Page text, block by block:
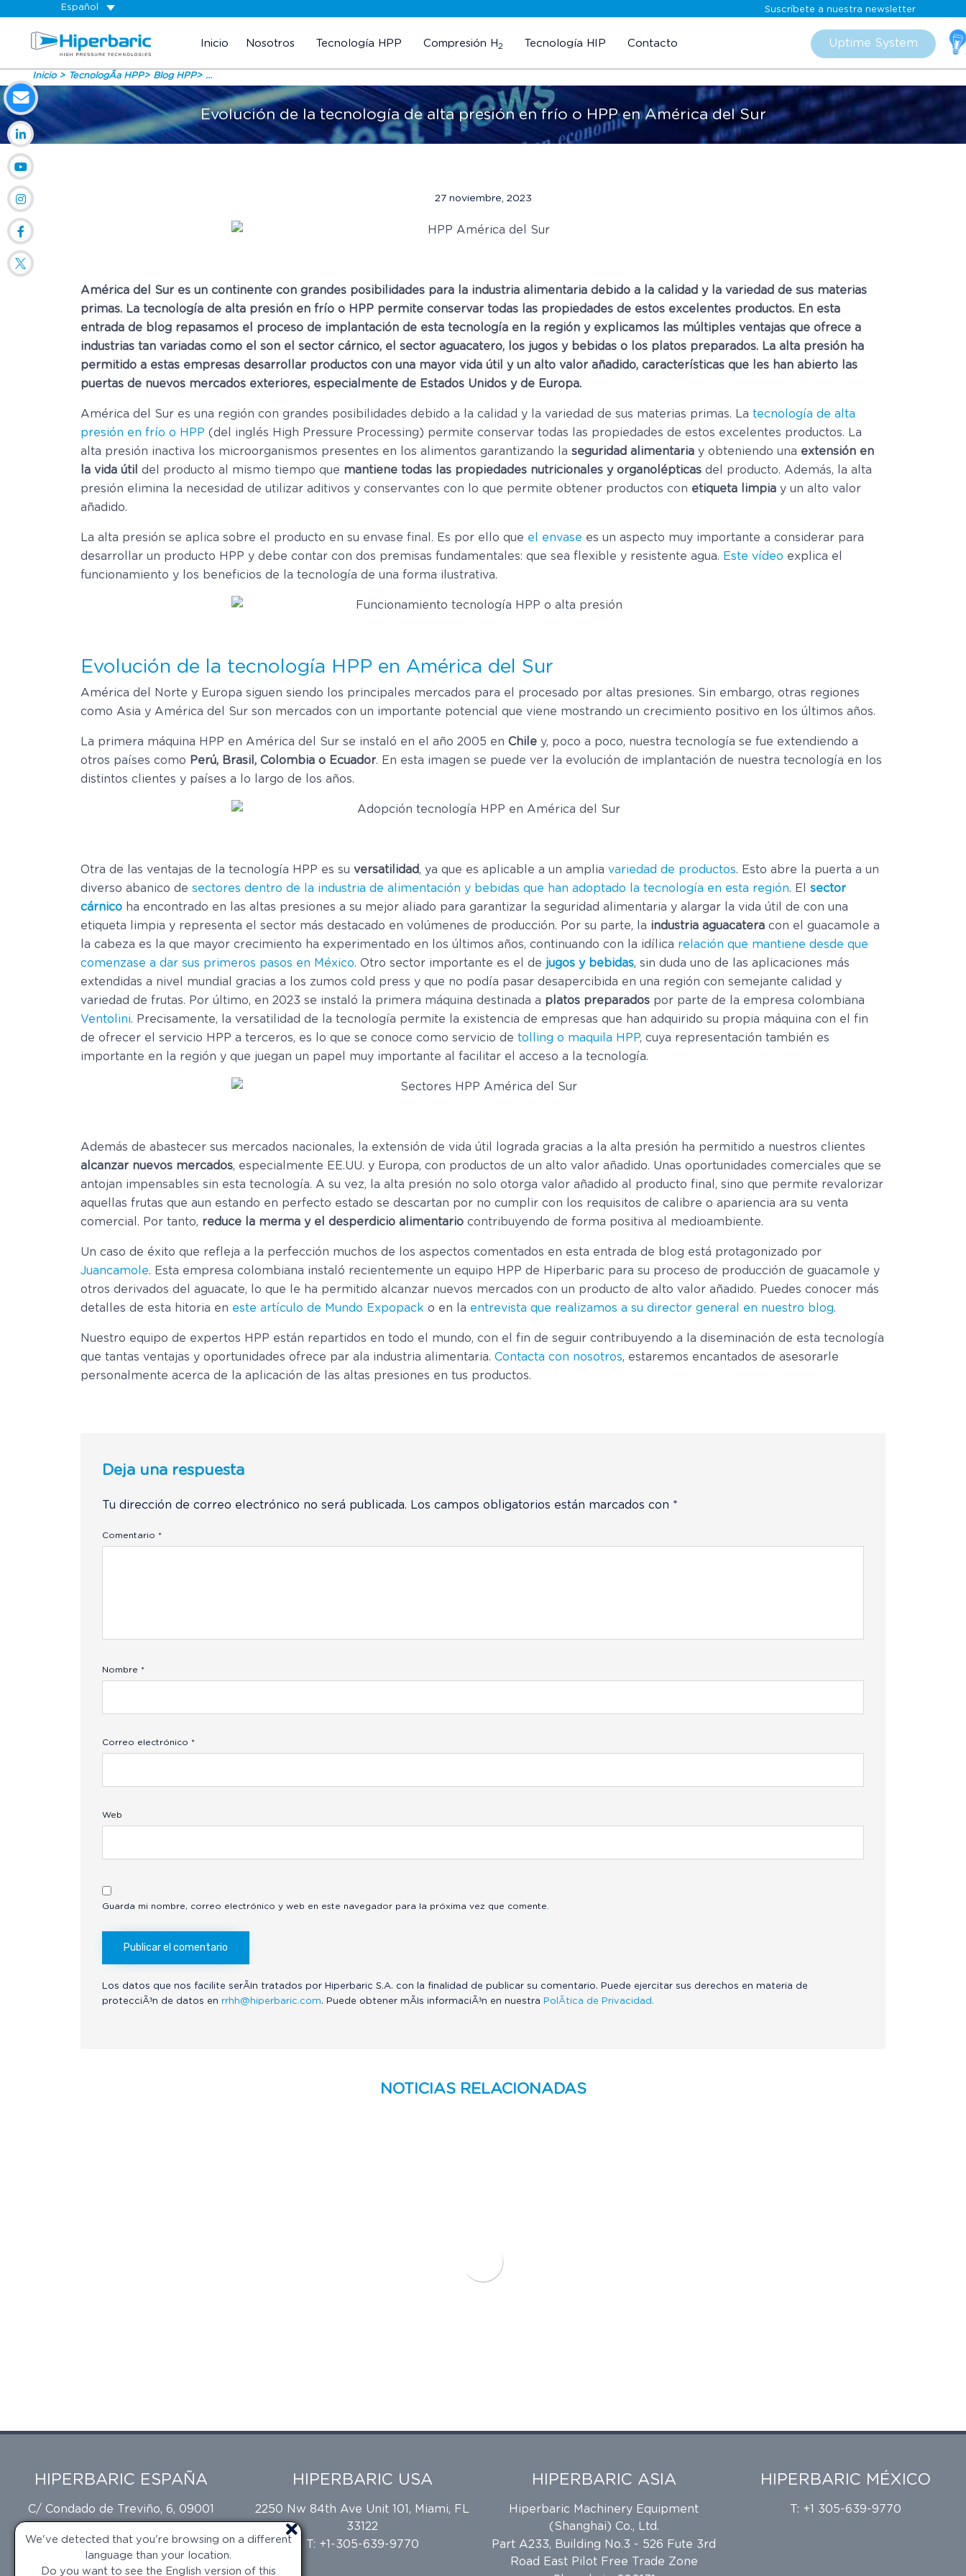
We've detected that you're browsing on a different
language than your location.
Do you want to see the English version of this
Español Suscríbete a nuestra newsletter
Inicio Nosotros Tecnología HPP Compresión H2 Tecnología HIP Contacto Uptime System
Inicio TecnologÃ­a HPP Blog HPP ...
Evolución de la tecnología de alta presión en frío o HPP en América del Sur
27 noviembre, 2023
América del Sur es un continente con grandes posibilidades para la industria alimentaria debido a la calidad y la variedad de sus materias
primas. La tecnología de alta presión en frío o HPP permite conservar todas las propiedades de estos excelentes productos. En esta
entrada de blog repasamos el proceso de implantación de esta tecnología en la región y explicamos las múltiples ventajas que ofrece a
industrias tan variadas como el son el sector cárnico, el sector aguacatero, los jugos y bebidas o los platos preparados. La alta presión ha
permitido a estas empresas desarrollar productos con una mayor vida útil y un alto valor añadido, características que les han abierto las
puertas de nuevos mercados exteriores, especialmente de Estados Unidos y de Europa.
América del Sur es una región con grandes posibilidades debido a la calidad y la variedad de sus materias primas. La tecnología de alta
presión en frío o HPP (del inglés High Pressure Processing) permite conservar todas las propiedades de estos excelentes productos. La
alta presión inactiva los microorganismos presentes en los alimentos garantizando la seguridad alimentaria y obteniendo una extensión en
la vida útil
del producto al mismo tiempo que mantiene todas las propiedades nutricionales y organolépticas del producto. Además, la alta
presión elimina la necesidad de utilizar aditivos y conservantes con lo que permite obtener productos con etiqueta limpia y un alto valor
añadido.
La alta presión se aplica sobre el producto en su envase final. Es por ello que el envase es un aspecto muy importante a considerar para
desarrollar un producto HPP y debe contar con dos premisas fundamentales: que sea flexible y resistente agua. Este vídeo explica el
funcionamiento y los beneficios de la tecnología de una forma ilustrativa.
Evolución de la tecnología HPP en América del Sur
América del Norte y Europa siguen siendo los principales mercados para el procesado por altas presiones. Sin embargo, otras regiones
como Asia y América del Sur son mercados con un importante potencial que viene mostrando un crecimiento positivo en los últimos años.
La primera máquina HPP en América del Sur se instaló en el año 2005 en Chile y, poco a poco, nuestra tecnología se fue extendiendo a
otros países como Perú, Brasil, Colombia o Ecuador. En esta imagen se puede ver la evolución de implantación de nuestra tecnología en los
distintos clientes y países a lo largo de los años.
Otra de las ventajas de la tecnología HPP es su versatilidad, ya que es aplicable a un amplia variedad de productos. Esto abre la puerta a un
diverso abanico de sectores dentro de la industria de alimentación y bebidas que han adoptado la tecnología en esta región. El sector
cárnico ha encontrado en las altas presiones a su mejor aliado para garantizar la seguridad alimentaria y alargar la vida útil de con una
etiqueta limpia y representa el sector más destacado en volúmenes de producción. Por su parte, la industria aguacatera con el guacamole a
la cabeza es la que mayor crecimiento ha experimentado en los últimos años, continuando con la idílica relación que mantiene desde que
comenzase a dar sus primeros pasos en México. Otro sector importante es el de jugos y bebidas, sin duda uno de las aplicaciones más
extendidas a nivel mundial gracias a los zumos cold press y que no podía pasar desapercibida en una región con semejante calidad y
variedad de frutas. Por último, en 2023 se instaló la primera máquina destinada a platos preparados por parte de la empresa colombiana
Ventolini. Precisamente, la versatilidad de la tecnología permite la existencia de empresas que han adquirido su propia máquina con el fin
de ofrecer el servicio HPP a terceros, es lo que se conoce como servicio de tolling o maquila HPP, cuya representación también es
importante en la región y que juegan un papel muy importante al facilitar el acceso a la tecnología.
Además de abastecer sus mercados nacionales, la extensión de vida útil lograda gracias a la alta presión ha permitido a nuestros clientes
alcanzar nuevos mercados, especialmente EE.UU. y Europa, con productos de un alto valor añadido. Unas oportunidades comerciales que se
antojan impensables sin esta tecnología. A su vez, la alta presión no solo otorga valor añadido al producto final, sino que permite revalorizar
aquellas frutas que aun estando en perfecto estado se descartan por no cumplir con los requisitos de calibre o apariencia ara su venta
comercial. Por tanto, reduce la merma y el desperdicio alimentario contribuyendo de forma positiva al medioambiente.
Un caso de éxito que refleja a la perfección muchos de los aspectos comentados en esta entrada de blog está protagonizado por
Juancamole. Esta empresa colombiana instaló recientemente un equipo HPP de Hiperbaric para su proceso de producción de guacamole y
otros derivados del aguacate, lo que le ha permitido alcanzar nuevos mercados con un producto de alto valor añadido. Puedes conocer más
detalles de esta hitoria en este artículo de Mundo Expopack o en la entrevista que realizamos a su director general en nuestro blog.
Nuestro equipo de expertos HPP están repartidos en todo el mundo, con el fin de seguir contribuyendo a la diseminación de esta tecnología
que tantas ventajas y oportunidades ofrece par ala industria alimentaria. Contacta con nosotros, estaremos encantados de asesorarle
personalmente acerca de la aplicación de las altas presiones en tus productos.
Deja una respuesta
Tu dirección de correo electrónico no será publicada. Los campos obligatorios están marcados con *
Comentario *
Nombre *
Correo electrónico *
Web
Guarda mi nombre, correo electrónico y web en este navegador para la próxima vez que comente.
Los datos que nos facilite serÃ¡n tratados por Hiperbaric S.A. con la finalidad de publicar su comentario. Puede ejercitar sus derechos en materia de
protecciÃ³n de datos en rrhh@hiperbaric.com. Puede obtener mÃ¡s informaciÃ³n en nuestra PolÃ­tica de Privacidad.
NOTICIAS RELACIONADAS
HIPERBARIC ESPAÑA
C/ Condado de Treviño, 6, 09001
T: +34 947 473 874
HIPERBARIC USA
2250 Nw 84th Ave Unit 101, Miami, FL
33122
T: +1-305-639-9770
HIPERBARIC ASIA
Hiperbaric Machinery Equipment
(Shanghai) Co., Ltd.
Part A233, Building No.3 - 526 Fute 3rd
Road East Pilot Free Trade Zone
HIPERBARIC MÉXICO
T: +1 305-639-9770